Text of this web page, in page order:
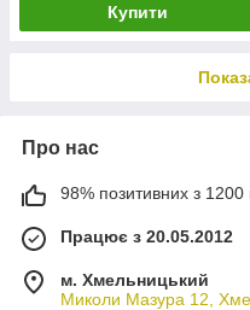
Купити
Про нас
98% позитивних з 1200
Працює з 20.05.2012
м. Хмельницький
Миколи Мазура 12,